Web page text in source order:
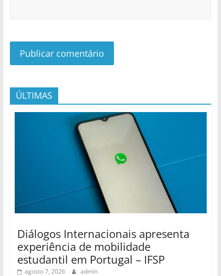
ÚLTIMAS
Diálogos Internacionais apresenta
experiência de mobilidade
estudantil em Portugal – IFSP
agosto 7, 2026 admin